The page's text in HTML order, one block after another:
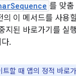
를 맞
이 메서드를 사용
지된 바로가기를 실
.
트할 때 앱의 정적 바로